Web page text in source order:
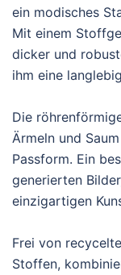
ein modisches
Mit einem
dicker und
ihm eine
Die
Ärmeln und
Passform. Ein
generierten
einzigartigen
Frei von
Stoffen,